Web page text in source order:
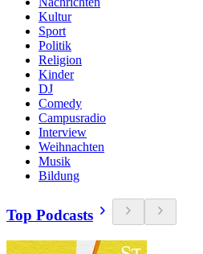
Kultur
Sport
Politik
Religion
Kinder
DJ
Comedy
Campusradio
Interview
Weihnachten
Musik
Bildung
Top Podcasts